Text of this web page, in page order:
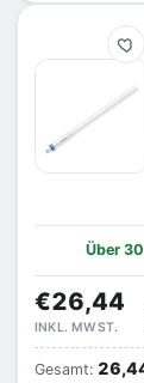
Über
€26,44
INKL. MWST.
Gesamt: